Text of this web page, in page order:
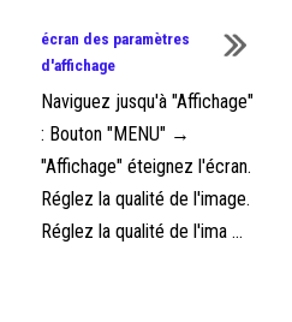
écran des paramètres
d'affichage
Naviguez jusqu'à "Affichage"
: Bouton "MENU" →
"Affichage" éteignez l'écran.
Réglez la qualité de l'image.
Réglez la qualité de l'ima ...